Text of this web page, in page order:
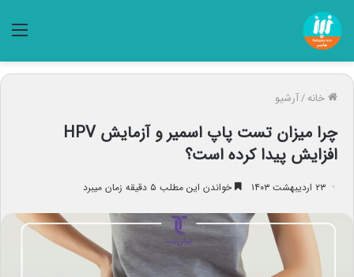
خانه/آرشیو
چرا میزان تست پاپ اسمیر و آزمایش HPV
افزایش پیدا کرده است؟
۲۳ اردیبهشت ۱۴۰۳ خواندن این مطلب ۵ دقیقه زمان میبرد